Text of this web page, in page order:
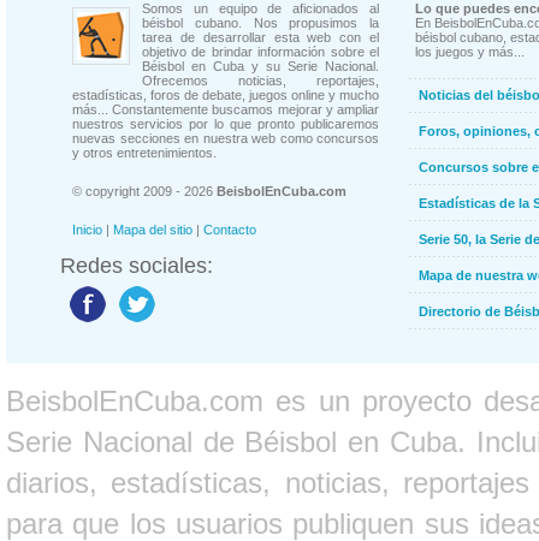
Somos un equipo de aficionados al
béisbol cubano. Nos propusimos la
tarea de desarrollar esta web con el
objetivo de brindar información sobre el
Béisbol en Cuba y su Serie Nacional.
Ofrecemos noticias, reportajes,
estadísticas, foros de debate, juegos online y mucho
más... Constantemente buscamos mejorar y ampliar
nuestros servicios por lo que pronto publicaremos
nuevas secciones en nuestra web como concursos
y otros entretenimientos.
© copyright 2009 - 2026 BeisbolEnCuba.com
Inicio | Mapa del sitio | Contacto
Redes sociales:
Lo que puedes
En
béisbol cubano,
los juegos y más...
Noticias del
Foros, opiniones,
Concursos sobre
Estadísticas de la
Serie 50, la Serie
Mapa de nuestra
Directorio de
BeisbolEnCuba.com es un proyecto
Serie Nacional de Béisbol en Cuba.
diarios, estadísticas, noticias,
para que los usuarios publiquen sus